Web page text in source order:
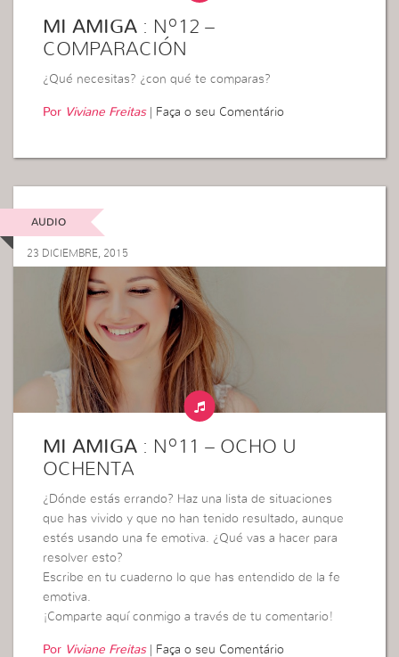
MI AMIGA : Nº12 –
COMPARACIÓN
¿Qué necesitas? ¿con qué te comparas?
Por Viviane Freitas| Faça o seu Comentário
AUDIO
23 DICIEMBRE, 2015
MI AMIGA : Nº11 – OCHO U
OCHENTA
¿Dónde estás errando? Haz una lista de situaciones
que has vivido y que no han tenido resultado, aunque
estés usando una fe emotiva. ¿Qué vas a hacer para
resolver esto?
Escribe en tu cuaderno lo que has entendido de la fe
emotiva.
¡Comparte aquí conmigo a través de tu comentario!
Por Viviane Freitas| Faça o seu Comentário